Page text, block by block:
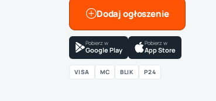
Dodaj ogłoszenie
Pobierz w
Google Play
Pobierz w
App Store
VISA MC BLIK P24